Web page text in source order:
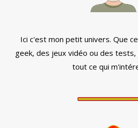
Ici c'est mon petit univers. Que
geek, des jeux vidéo ou des
tout ce qui